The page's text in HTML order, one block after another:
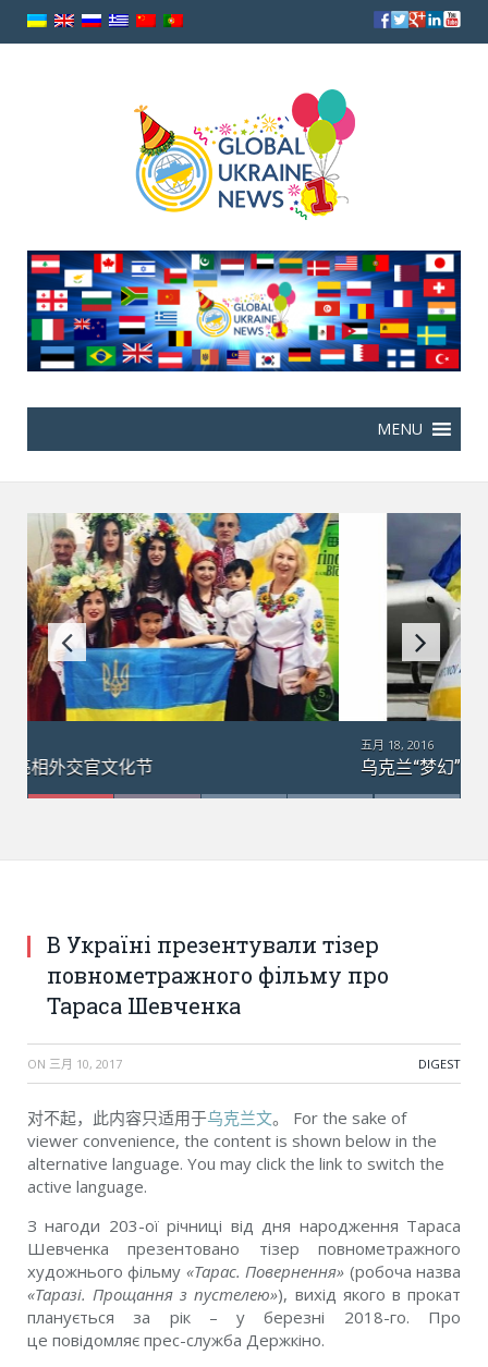
乌克兰“梦幻”运输机在澳大利亚：引数千群众围观
В Україні презентували тізер
повнометражного фільму про
Тараса Шевченка
ON 三月 10, 2017 DIGEST
对不起，此内容只适用于乌克兰文。 For the sake of
viewer convenience, the content is shown below in the
alternative language. You may click the link to switch the
active language.
З нагоди 203-ої річниці від дня народження Тараса
Шевченка презентовано тізер повнометражного
художнього фільму «Тарас. Повернення» (робоча назва
«Таразі. Прощання з пустелею»), вихід якого в прокат
планується за рік – у березні 2018-го. Про
це повідомляє прес-служба Держкіно.